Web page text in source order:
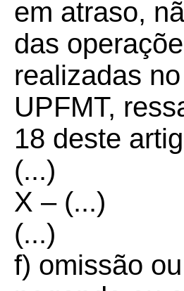
em atraso,
das
realizadas
UPFMT,
18 deste
(...)
X – (...)
(...)
f) omissão